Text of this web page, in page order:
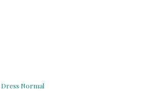
Dress Normal